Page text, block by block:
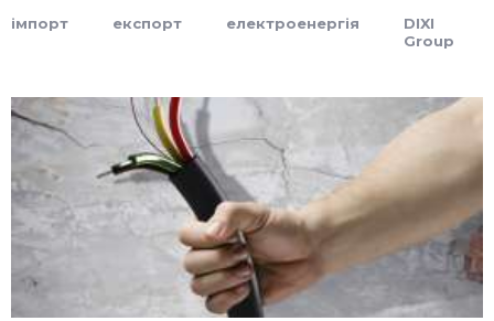
імпорт експорт електроенергія
DIXI
Group